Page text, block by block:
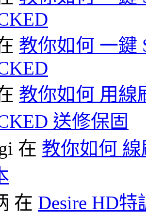
教你如何 一鍵
教你如何 用線
送修保固
在 教你如何 線
在 Desire HD特